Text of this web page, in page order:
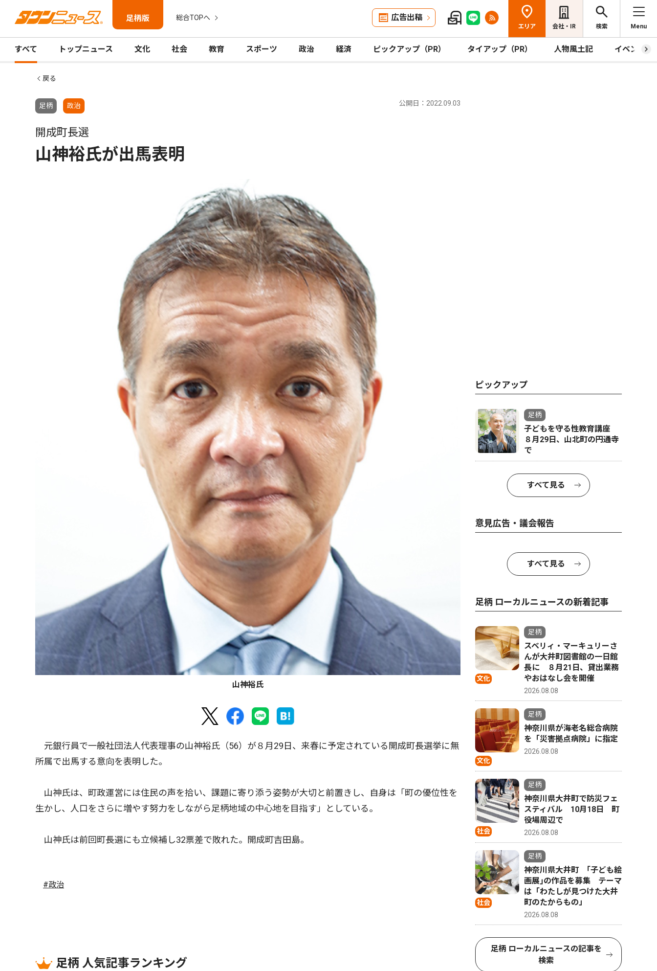
足柄版 総合TOPへ 広告出稿
エリア 会社・IR 検索 Menu
すべて トップニュース 文化 社会 教育 スポーツ 政治 経済 ピックアップ（PR） タイアップ（PR） 人物風土記 イベント
戻る
足柄 政治 公開日：2022.09.03
開成町長選
山神裕氏が出馬表明
山神裕氏
元銀行員で一般社団法人代表理事の山神裕氏（56）が８月29日、来春に予定されている開成町長選挙に無
所属で出馬する意向を表明した。
山神氏は、町政運営には住民の声を拾い、課題に寄り添う姿勢が大切と前置きし、自身は「町の優位性を
生かし、人口をさらに増やす努力をしながら足柄地域の中心地を目指す」としている。
山神氏は前回町長選にも立候補し32票差で敗れた。開成町吉田島。
#政治
足柄 人気記事ランキング
ピックアップ
足柄
子どもを守る性教育講座
８月29日、山北町の円通寺
で
すべて見る
意見広告・議会報告
すべて見る
足柄 ローカルニュースの新着記事
文化
足柄
スベリィ・マーキュリーさ
んが大井町図書館の一日館
長に ８月21日、貸出業務
やおはなし会を開催
2026.08.08
文化
足柄
神奈川県が海老名総合病院
を「災害拠点病院」に指定
2026.08.08
社会
足柄
神奈川県大井町で防災フェ
スティバル 10月18日 町
役場周辺で
2026.08.08
社会
足柄
神奈川県大井町 ｢子ども絵
画展｣の作品を募集 テーマ
は「わたしが見つけた大井
町のたからもの」
2026.08.08
足柄 ローカルニュースの記事を
検索